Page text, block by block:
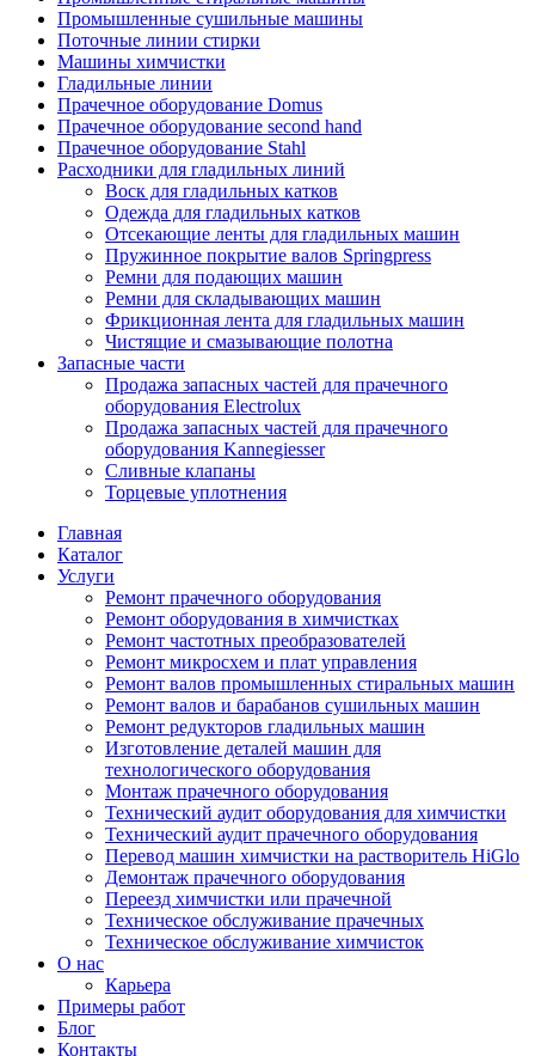
Промышленные сушильные машины
Поточные линии стирки
Машины химчистки
Гладильные линии
Прачечное оборудование Domus
Прачечное оборудование second hand
Прачечное оборудование Stahl
Расходники для гладильных линий
Воск для гладильных катков
Одежда для гладильных катков
Отсекающие ленты для гладильных машин
Пружинное покрытие валов Springpress
Ремни для подающих машин
Ремни для складывающих машин
Фрикционная лента для гладильных машин
Чистящие и смазывающие полотна
Запасные части
Продажа запасных частей для прачечного
оборудования Electrolux
Продажа запасных частей для прачечного
оборудования Kannegiesser
Сливные клапаны
Торцевые уплотнения
Главная
Каталог
Услуги
Ремонт прачечного оборудования
Ремонт оборудования в химчистках
Ремонт частотных преобразователей
Ремонт микросхем и плат управления
Ремонт валов промышленных стиральных машин
Ремонт валов и барабанов сушильных машин
Ремонт редукторов гладильных машин
Изготовление деталей машин для
технологического оборудования
Монтаж прачечного оборудования
Технический аудит оборудования для химчистки
Технический аудит прачечного оборудования
Перевод машин химчистки на растворитель HiGlo
Демонтаж прачечного оборудования
Переезд химчистки или прачечной
Техническое обслуживание прачечных
Техническое обслуживание химчисток
О нас
Карьера
Примеры работ
Блог
Контакты